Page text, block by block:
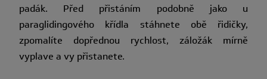
padák. Před přistáním podobně jako u
paraglidingového křídla stáhnete obě řidičky,
zpomalíte dopřednou rychlost, záložák mírně
vyplave a vy přistanete.